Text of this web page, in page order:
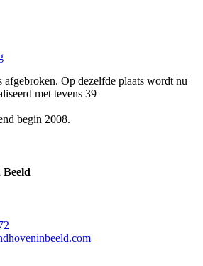
Op dezelfde plaats wordt nu
met tevens 39
begin 2008.